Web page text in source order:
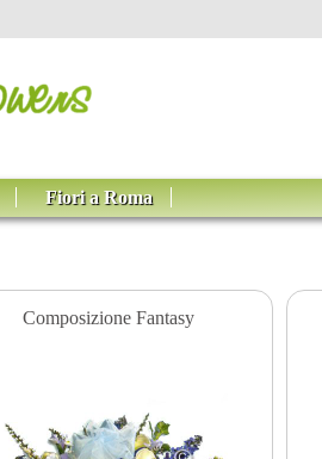
Fiori a Roma
Composizione Fantasy